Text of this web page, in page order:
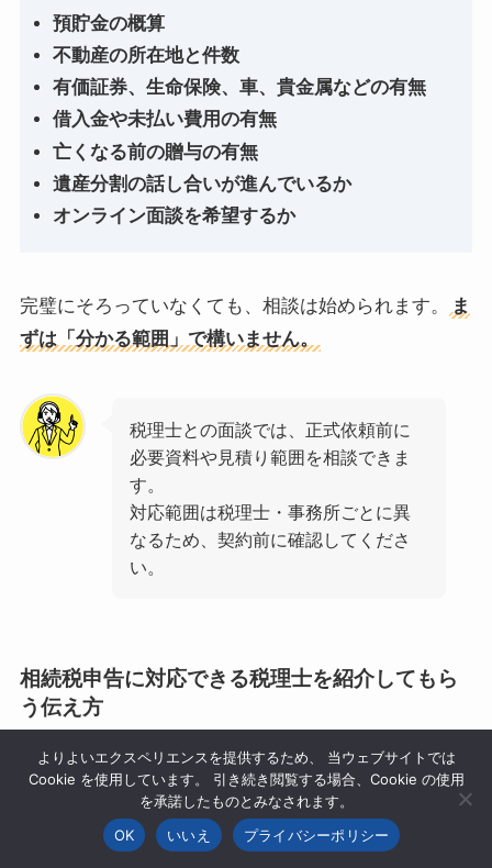
預貯金の概算
不動産の所在地と件数
有価証券、生命保険、車、貴金属などの有無
借入金や未払い費用の有無
亡くなる前の贈与の有無
遺産分割の話し合いが進んでいるか
オンライン面談を希望するか
完璧にそろっていなくても、相談は始められます。
ま
ずは「分かる範囲」で構いません。
税理士との面談では、正式依頼前に
必要資料や見積り範囲を相談できま
す。
対応範囲は税理士・事務所ごとに異
なるため、契約前に確認してくださ
い。
相続税申告に対応できる税理士を紹介してもら
う伝え方
相続税は、税理士なら誰でも同じように得意な分野で
はありません。
よりよいエクスペリエンスを提供するため、 当ウェブサイトでは
Cookie を使用しています。 引き続き閲覧する場合、Cookie の使用
を承諾したものとみなされます。
OK
いいえ プライバシーポリシー